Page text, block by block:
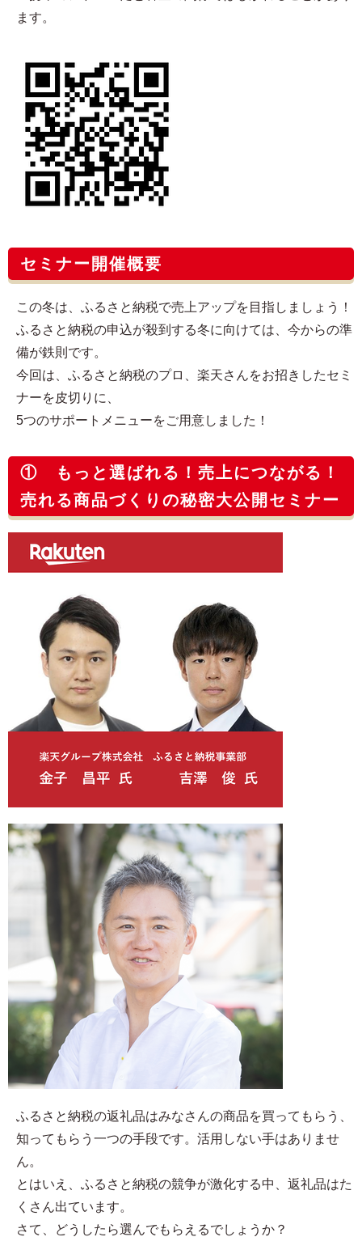
ます。
セミナー開催概要
この冬は、ふるさと納税で売上アップを目指しましょう！
ふるさと納税の申込が殺到する冬に向けては、今からの準
備が鉄則です。
今回は、ふるさと納税のプロ、楽天さんをお招きしたセミ
ナーを皮切りに、
5つのサポートメニューをご用意しました！
① もっと選ばれる！売上につながる！
売れる商品づくりの秘密大公開セミナー
ふるさと納税の返礼品はみなさんの商品を買ってもらう、
知ってもらう一つの手段です。活用しない手はありませ
ん。
とはいえ、ふるさと納税の競争が激化する中、返礼品はた
くさん出ています。
さて、どうしたら選んでもらえるでしょうか？